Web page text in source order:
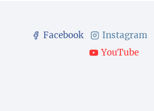
Facebook Instagram
YouTube